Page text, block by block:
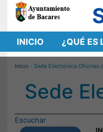
INICIO ¿QUÉ ES
Inicio - Sede Electrónica Oficinas
Sede
Escuchar